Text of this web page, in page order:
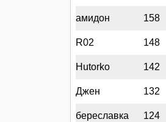
амидон 158
R02 148
Hutorko 142
Джен 132
береславка 124